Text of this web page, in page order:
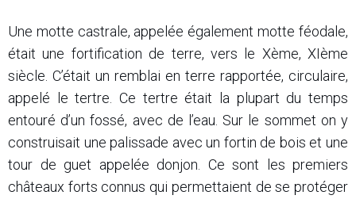
Une motte castrale, appelée également motte féodale,
était une fortification de terre, vers le Xème, XIème
siècle. C’était un remblai en terre rapportée, circulaire,
appelé le tertre. Ce tertre était la plupart du temps
entouré d’un fossé, avec de l’eau. Sur le sommet on y
construisait une palissade avec un fortin de bois et une
tour de guet appelée donjon. Ce sont les premiers
châteaux forts connus qui permettaient de se protéger